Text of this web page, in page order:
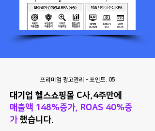
프리미엄 광고관리 – 포인트. 05
대기업 헬스쇼핑몰 C사,4주만에
매출액 148%증가, ROAS 40%증
가 했습니다.